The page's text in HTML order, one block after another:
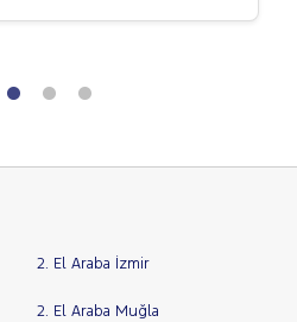
2. El Araba İzmir
2. El Araba Muğla